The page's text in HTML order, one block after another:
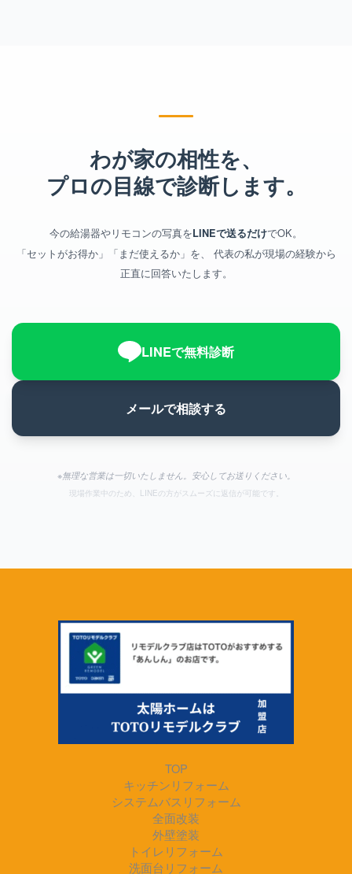
わが家の相性を、
プロの目線で診断します。
今の給湯器やリモコンの写真をLINEで送るだけでOK。
「セットがお得か」「まだ使えるか」を、
代表の私が現場の経験から
正直に回答いたします。
LINEで無料診断
メールで相談する
※無理な営業は一切いたしません。安心してお送りください。
現場作業中のため、LINEの方がスムーズに返信が可能です。
TOP
キッチンリフォーム
システムバスリフォーム
全面改装
外壁塗装
トイレリフォーム
洗面台リフォーム